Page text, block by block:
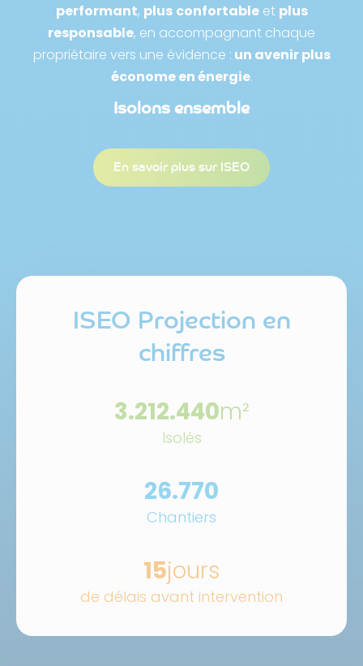
performant, plus confortableet plus
responsable, en accompagnant chaque
propriétaire vers une évidence : un avenir plus
économe en énergie.
Isolons ensemble
En savoir plus sur ISEO
ISEO Projection en
chiffres
3.212.440m²
Isolés
26.770
Chantiers
15jours
de délais avant intervention